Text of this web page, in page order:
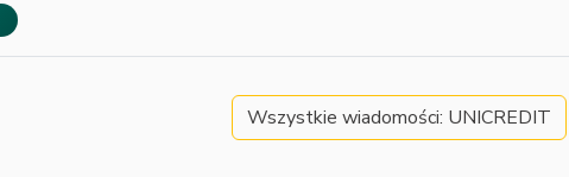
Wszystkie wiadomości: UNICREDIT